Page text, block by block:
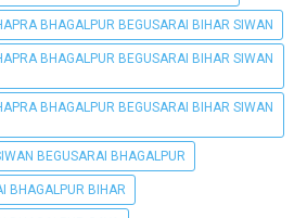
BHAGALPUR BEGUSARAI BIHAR SIWAN
BHAGALPUR BEGUSARAI BIHAR SIWAN
BHAGALPUR BEGUSARAI BIHAR SIWAN
BEGUSARAI BHAGALPUR
BHAGALPUR BIHAR